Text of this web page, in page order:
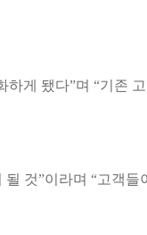
게 됐다”며 “기존
것”이라며 “고객